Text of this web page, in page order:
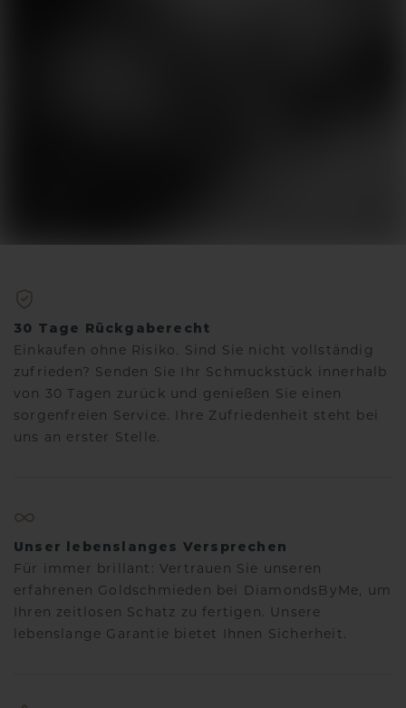
30 Tage Rückgaberecht
Einkaufen ohne Risiko. Sind Sie nicht vollständig
zufrieden? Senden Sie Ihr Schmuckstück innerhalb
von 30 Tagen zurück und genießen Sie einen
sorgenfreien Service. Ihre Zufriedenheit steht bei
uns an erster Stelle.
Unser lebenslanges Versprechen
Für immer brillant: Vertrauen Sie unseren
erfahrenen Goldschmieden bei DiamondsByMe, um
Ihren zeitlosen Schatz zu fertigen. Unsere
lebenslange Garantie bietet Ihnen Sicherheit.